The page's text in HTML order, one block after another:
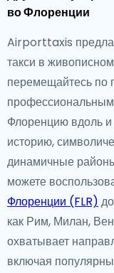
во Флоренции
Airporttaxis
такси в
перемещайтесь по
Флоренцию вдоль и
историю,
динамичные
можете
Флоренции (FLR)
как Рим, Милан,
охватывает
включая